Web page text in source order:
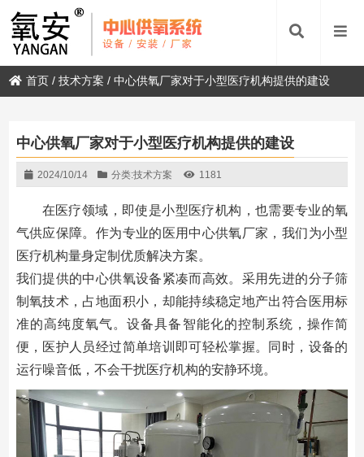
首页 /技术方案 /中心供氧厂家对于小型医疗机构提供的建设
中心供氧厂家对于小型医疗机构提供的建设
2024/10/14 分类:技术方案 1181
在医疗领域，即使是小型医疗机构，也需要专业的氧
气供应保障。作为专业的医用中心供氧厂家，我们为小型
医疗机构量身定制优质解决方案。
我们提供的中心供氧设备紧凑而高效。采用先进的分子筛
制氧技术，占地面积小，却能持续稳定地产出符合医用标
准的高纯度氧气。设备具备智能化的控制系统，操作简
便，医护人员经过简单培训即可轻松掌握。同时，设备的
运行噪音低，不会干扰医疗机构的安静环境。